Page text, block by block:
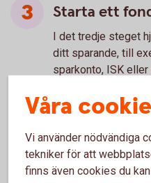
Starta ett
I det tredje steget
ditt sparande, till
sparkonto, ISK
vill gå vidare direkt
eller vänta. Vill du
i 7 dagar.
Våra
Vi använder nödvändiga
tekniker för att
finns även cookies du